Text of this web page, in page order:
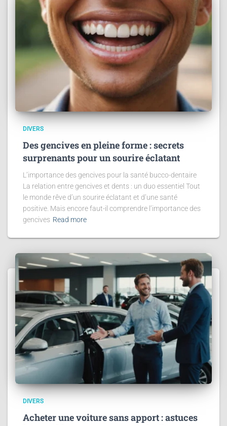
DIVERS
Des gencives en pleine forme : secrets
surprenants pour un sourire éclatant
L’importance des gencives pour la santé bucco-dentaire
La relation entre gencives et dents : un duo essentiel Tout
le monde rêve d’un sourire éclatant et d’une santé
positive. Mais encore faut-il comprendre l’importance des
gencives Read more
DIVERS
Acheter une voiture sans apport : astuces